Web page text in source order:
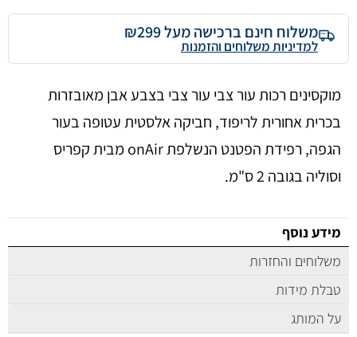
משלוח חינם ברכישה מעל ₪299
למדיניות משלוחים והזמנות
מוקסינים רכות עור צבי עור צבי בצבע אבן מאובזרות
בכרית אחורית לריפוד, חביקה אלסטית עטופה בעור
הגפה, רפידת הפטנט הנשלפת onAir מבית קפריס
וסוליה בגובה 2 ס"מ.
מידע נוסף
משלוחים והחזרות
טבלת מידות
על המותג